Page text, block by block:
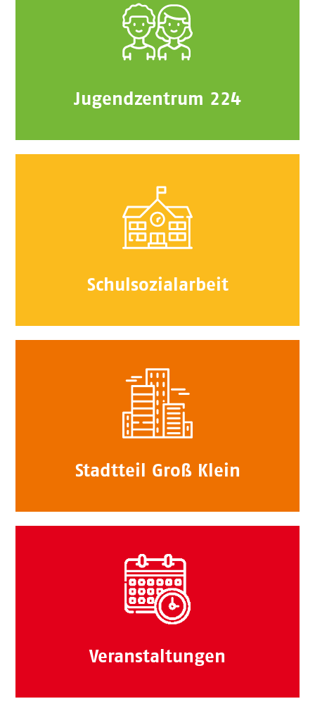
Jugendzentrum 224
Schulsozialarbeit
Stadtteil Groß Klein
Veranstaltungen